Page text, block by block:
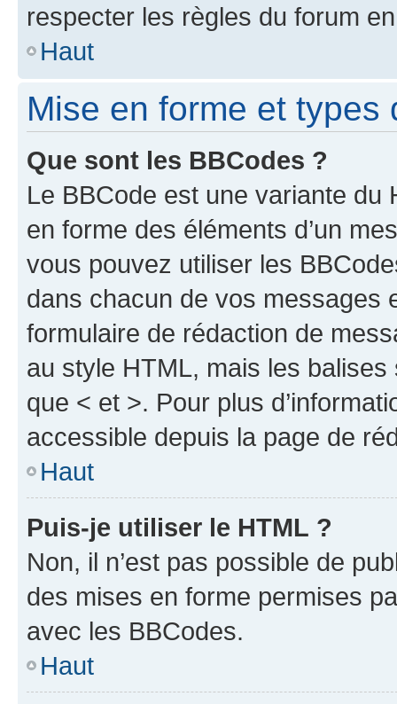
respecter les règles du forum
Haut
Mise en forme et types
Que sont les BBCodes ?
Le BBCode est une variante du
en forme des éléments d’un
vous pouvez utiliser les
dans chacun de vos messages
formulaire de rédaction de
au style HTML, mais les
que < et >. Pour plus
accessible depuis la page de
Haut
Puis-je utiliser le HTML ?
Non, il n’est pas possible de
des mises en forme permises
avec les BBCodes.
Haut